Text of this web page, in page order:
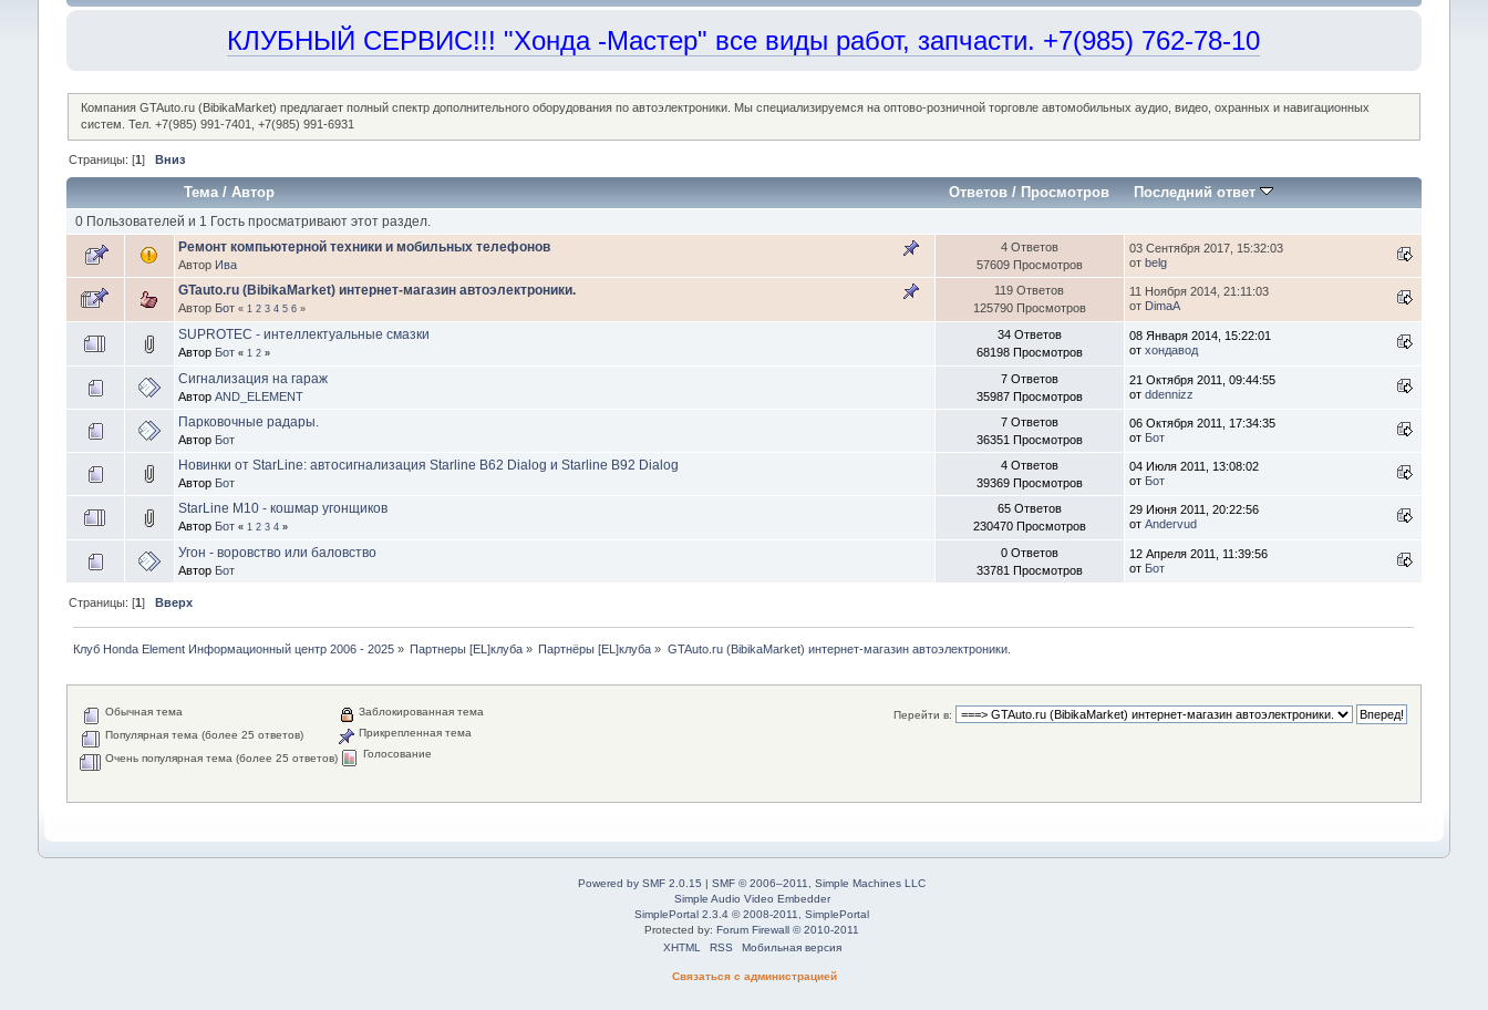
КЛУБНЫЙ СЕРВИС!!! "Хонда -Мастер" все виды работ, запчасти. +7(985) 762-78-10
Компания GTAuto.ru (BibikaMarket) предлагает полный спектр дополнительного оборудования по автоэлектроники. Мы специализируемся на оптово-розничной торговле автомобильных аудио, видео, охранных и навигационных
систем. Тел. +7(985) 991-7401, +7(985) 991-6931
Страницы: [1] Вниз
Тема/ Автор Ответов/ Просмотров Последний ответ
0 Пользователей и 1 Гость просматривают этот раздел.
Ремонт компьютерной техники и мобильных телефонов
Автор Ива
4 Ответов
57609 Просмотров
03 Сентября 2017, 15:32:03
от belg
GTauto.ru (BibikaMarket) интернет-магазин автоэлектроники.
Автор Бот « 1 2 3 4 5 6»
119 Ответов
125790 Просмотров
11 Ноября 2014, 21:11:03
от DimaA
SUPROTEC - интеллектуальные смазки
Автор Бот « 1 2»
34 Ответов
68198 Просмотров
08 Января 2014, 15:22:01
от хондавод
Сигнализация на гараж
Автор AND_ELEMENT
7 Ответов
35987 Просмотров
21 Октября 2011, 09:44:55
от ddennizz
Парковочные радары.
Автор Бот
7 Ответов
36351 Просмотров
06 Октября 2011, 17:34:35
от Бот
Новинки от StarLine: автосигнализация Starline B62 Dialog и Starline B92 Dialog
Автор Бот
4 Ответов
39369 Просмотров
04 Июля 2011, 13:08:02
от Бот
StarLine М10 - кошмар угонщиков
Автор Бот « 1 2 3 4»
65 Ответов
230470 Просмотров
29 Июня 2011, 20:22:56
от Andervud
Угон - воровство или баловство
Автор Бот
0 Ответов
33781 Просмотров
12 Апреля 2011, 11:39:56
от Бот
Страницы: [1] Вверх
Клуб Honda Element Информационный центр 2006 - 2025» Партнеры [EL]клуба » Партнёры [EL]клуба » GTAuto.ru (BibikaMarket) интернет-магазин автоэлектроники.
Перейти в:
Обычная тема
Популярная тема (более 25 ответов)
Очень популярная тема (более 25 ответов)
Заблокированная тема
Прикрепленная тема
Голосование
Powered by SMF 2.0.15 |SMF © 2006–2011, Simple Machines LLC
Simple Audio Video Embedder
SimplePortal 2.3.4 © 2008-2011, SimplePortal
Protected by:Forum Firewall © 2010-2011
XHTML
RSS Мобильная версия
Связаться с администрацией